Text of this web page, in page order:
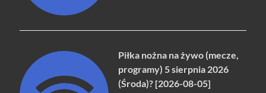
Piłka nożna na żywo (mecze,
programy) 5 sierpnia 2026
(Środa)? [2026-08-05]